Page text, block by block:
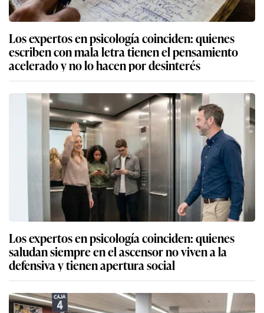
Los expertos en psicología coinciden: quienes
escriben con mala letra tienen el pensamiento
acelerado y no lo hacen por desinterés
Los expertos en psicología coinciden: quienes
saludan siempre en el ascensor no viven a la
defensiva y tienen apertura social